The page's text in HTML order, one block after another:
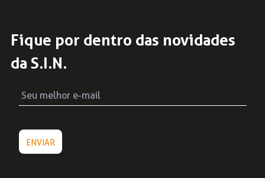
Fique por dentro das novidades
da S.I.N.